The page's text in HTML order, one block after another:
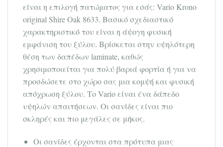
είναι η επιλογή πατώματος για εσάς: Vario Krono
original Shire Oak 8633. Βασικό σχεδιαστικό
χαρακτηριστικό του είναι η άψογη φυσική
εμφάνιση του ξύλου. Βρίσκεται στην υψηλότερη
θέση των δαπέδων laminate, καθώς
χρησιμοποιείται για πολύ βαριά φορτία ή για να
προσδώσετε στο χώρο σας μια κομψή και φυσική
απόχρωση ξύλου. Το Vario είναι ένα δάπεδο
υψηλών απαιτήσεων. Οι σανίδες είναι πιο
σκληρές και πιο μεγάλες σε μήκος.
Οι σανίδες έρχονται στα πρότυπα μιας